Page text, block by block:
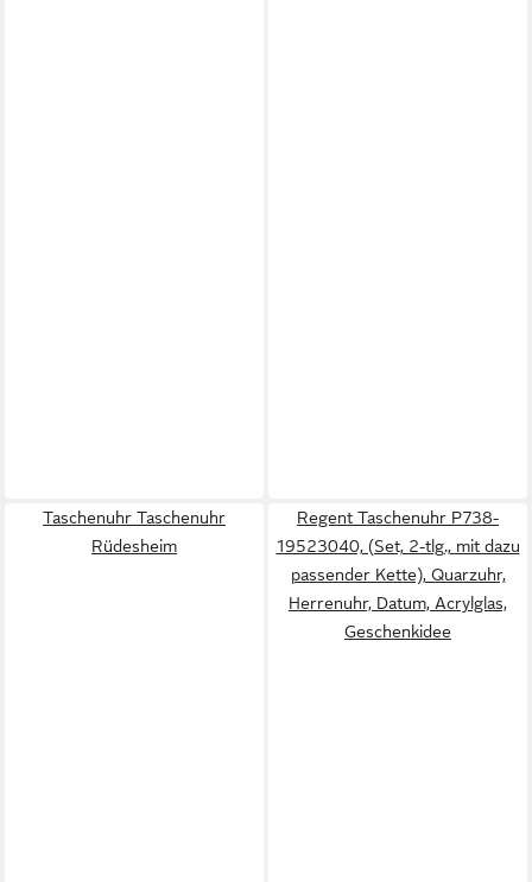
Taschenuhr Taschenuhr
Rüdesheim
Regent Taschenuhr P738-
19523040, (Set, 2-tlg., mit dazu
passender Kette), Quarzuhr,
Herrenuhr, Datum, Acrylglas,
Geschenkidee